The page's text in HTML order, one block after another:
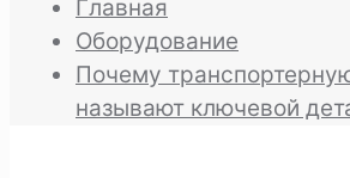
Главная
Оборудование
Почему
называют ключевой